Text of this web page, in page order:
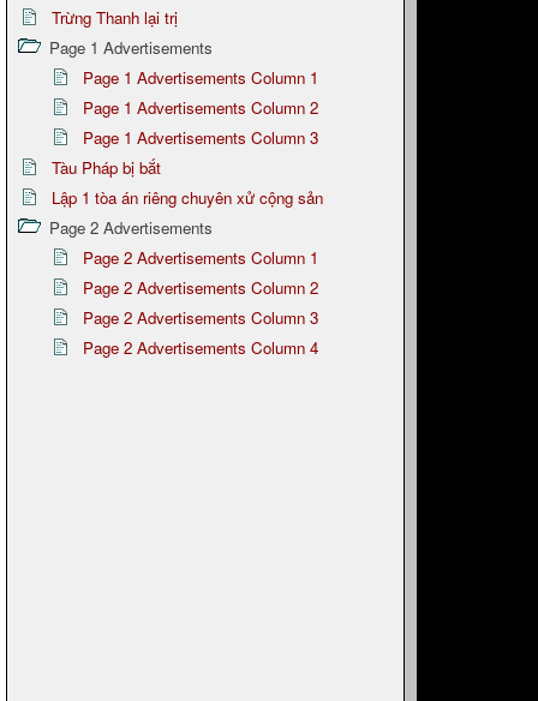
Trừng Thanh lại trị
Page 1 Advertisements
Page 1 Advertisements Column 1
Page 1 Advertisements Column 2
Page 1 Advertisements Column 3
Tàu Pháp bị bắt
Lập 1 tòa án riêng chuyên xử cộng sản
Page 2 Advertisements
Page 2 Advertisements Column 1
Page 2 Advertisements Column 2
Page 2 Advertisements Column 3
Page 2 Advertisements Column 4